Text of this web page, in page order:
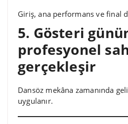
Giriş, ana performans ve final
5. Gösteri
profesyonel
gerçekleşir
Dansöz mekâna zamanında
uygulanır.